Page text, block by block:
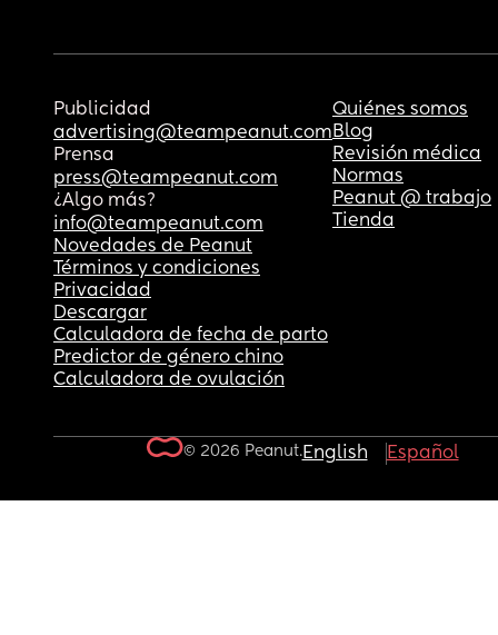
Publicidad
advertising@teampeanut.com
Prensa
press@teampeanut.com
¿Algo más?
info@teampeanut.com
Quiénes somos
Blog
Revisión médica
Normas
Peanut @ trabajo
Tienda
Novedades de Peanut
Términos y condiciones
Privacidad
Descargar
Calculadora de fecha de parto
Predictor de género chino
Calculadora de ovulación
© 2026 Peanut.English Español